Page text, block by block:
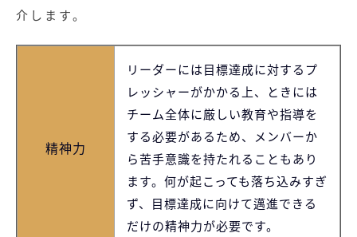
介します。
精神力
リーダーには目標達成に対するプ
レッシャーがかかる上、ときには
チーム全体に厳しい教育や指導を
する必要があるため、メンバーか
ら苦手意識を持たれることもあり
ます。何が起こっても落ち込みすぎ
ず、目標達成に向けて邁進できる
だけの精神力が必要です。